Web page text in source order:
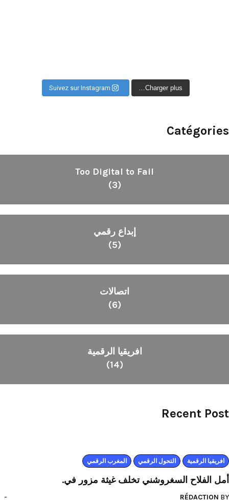
Charger plus…
Suivez sur Instagram
Catégories
Too Digital to Fail
(3)
إبداع رقمي
(5)
اتصالات
(6)
افريقيا الرقمية
(14)
Recent Post
افريقيا الرقمية التحول الرقمي المغرب الرقمي
أمل الفلاح السغروشني تخلف غيثة مزور في.
BY
RÉDACTION